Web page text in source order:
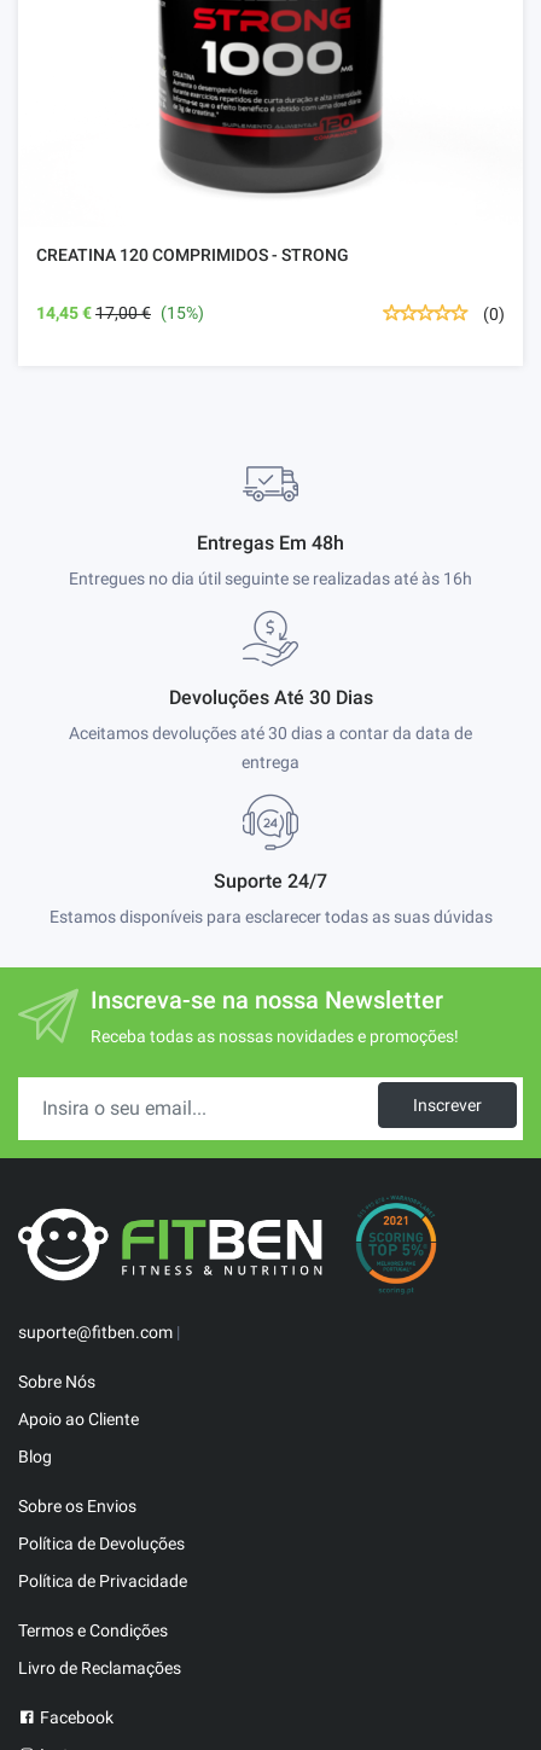
CREATINA 120 COMPRIMIDOS - STRONG
14,45 €17,00 € (15%) (0)
Entregas Em 48h
Entregues no dia útil seguinte se realizadas até às 16h
Devoluções Até 30 Dias
Aceitamos devoluções até 30 dias a contar da data de
entrega
Suporte 24/7
Estamos disponíveis para esclarecer todas as suas dúvidas
Inscreva-se na nossa Newsletter
Receba todas as nossas novidades e promoções!
Inscrever
suporte@fitben.com |
Sobre Nós
Apoio ao Cliente
Blog
Sobre os Envios
Política de Devoluções
Política de Privacidade
Termos e Condições
Livro de Reclamações
Facebook